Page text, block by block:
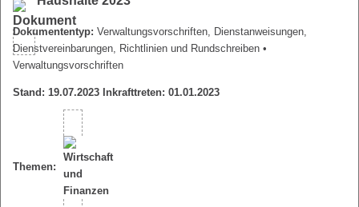
Dokumententyp: Verwaltungsvorschriften, Dienstanweisungen,
Dienstvereinbarungen, Richtlinien und Rundschreiben •
Verwaltungsvorschriften
Stand: 19.07.2023 Inkrafttreten: 01.01.2023
Themen: